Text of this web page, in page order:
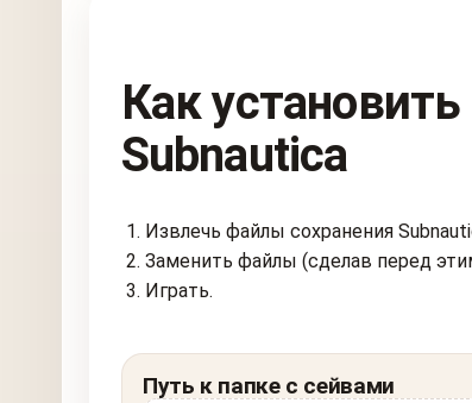
Как
Subnautica
Извлечь файлы сохранения
Заменить файлы (сделав перед
Играть.
Путь к папке с сейвами